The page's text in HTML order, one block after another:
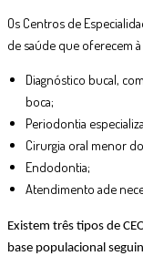
Os Centros de
de saúde que oferecem
Diagnóstico bucal,
boca;
Periodontia
Cirurgia oral menor
Endodontia;
Atendimento ade
Existem três tipos de
base populacional